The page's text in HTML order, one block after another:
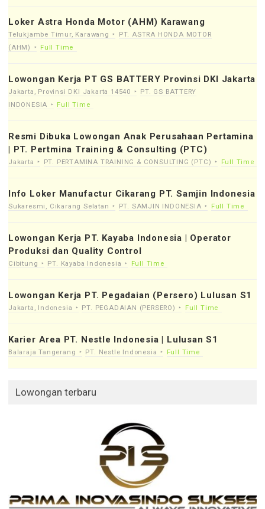
Loker Astra Honda Motor (AHM) Karawang
Telukjambe Timur, Karawang
PT. ASTRA HONDA MOTOR
(AHM)
Full Time
Lowongan Kerja PT GS BATTERY Provinsi DKI Jakarta
Jakarta, Provinsi DKI Jakarta 14540
PT. GS BATTERY
INDONESIA
Full Time
Resmi Dibuka Lowongan Anak Perusahaan Pertamina
| PT. Pertmina Training & Consulting (PTC)
Jakarta PT. PERTAMINA TRAINING & CONSULTING (PTC) Full Time
Info Loker Manufactur Cikarang PT. Samjin Indonesia
Sukaresmi, Cikarang Selatan PT. SAMJIN INDONESIA Full Time
Lowongan Kerja PT. Kayaba Indonesia | Operator
Produksi dan Quality Control
Cibitung PT. Kayaba Indonesia Full Time
Lowongan Kerja PT. Pegadaian (Persero) Lulusan S1
Jakarta, Indonesia PT. PEGADAIAN (PERSERO) Full Time
Karier Area PT. Nestle Indonesia | Lulusan S1
Balaraja Tangerang PT. Nestle Indonesia Full Time
Lowongan terbaru